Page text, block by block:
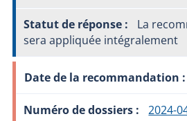
La
sera appliquée intégralement
2024-